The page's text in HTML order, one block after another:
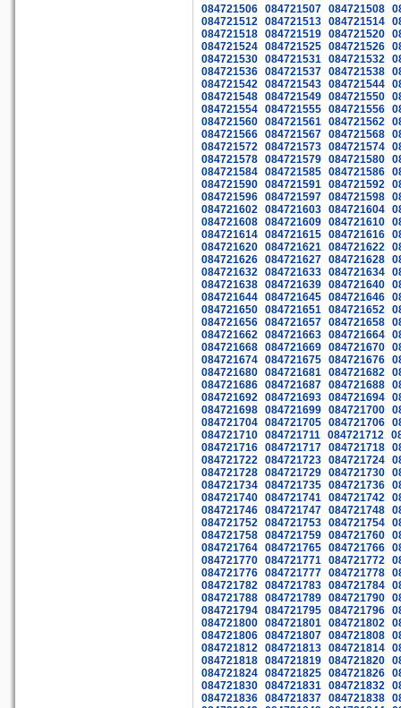
084721506 084721507 084721508
084721512 084721513 084721514
084721518 084721519 084721520
084721524 084721525 084721526
084721530 084721531 084721532
084721536 084721537 084721538
084721542 084721543 084721544
084721548 084721549 084721550
084721554 084721555 084721556
084721560 084721561 084721562
084721566 084721567 084721568
084721572 084721573 084721574
084721578 084721579 084721580
084721584 084721585 084721586
084721590 084721591 084721592
084721596 084721597 084721598
084721602 084721603 084721604
084721608 084721609 084721610
084721614 084721615 084721616
084721620 084721621 084721622
084721626 084721627 084721628
084721632 084721633 084721634
084721638 084721639 084721640
084721644 084721645 084721646
084721650 084721651 084721652
084721656 084721657 084721658
084721662 084721663 084721664
084721668 084721669 084721670
084721674 084721675 084721676
084721680 084721681 084721682
084721686 084721687 084721688
084721692 084721693 084721694
084721698 084721699 084721700
084721704 084721705 084721706
084721710 084721711 084721712
084721716 084721717 084721718
084721722 084721723 084721724
084721728 084721729 084721730
084721734 084721735 084721736
084721740 084721741 084721742
084721746 084721747 084721748
084721752 084721753 084721754
084721758 084721759 084721760
084721764 084721765 084721766
084721770 084721771 084721772
084721776 084721777 084721778
084721782 084721783 084721784
084721788 084721789 084721790
084721794 084721795 084721796
084721800 084721801 084721802
084721806 084721807 084721808
084721812 084721813 084721814
084721818 084721819 084721820
084721824 084721825 084721826
084721830 084721831 084721832
084721836 084721837 084721838